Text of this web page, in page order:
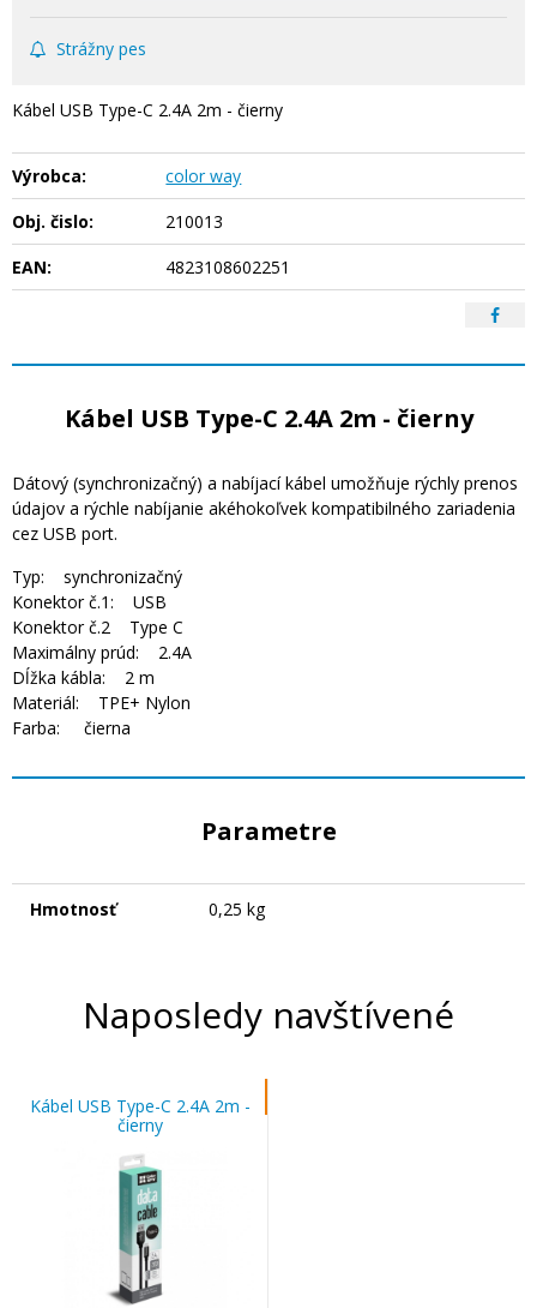
Strážny pes
Kábel USB Type-C 2.4A 2m - čierny
Výrobca:
color way
Obj. čislo:
210013
EAN:
4823108602251
Kábel USB Type-C 2.4A 2m - čierny
Dátový (synchronizačný) a nabíjací kábel umožňuje rýchly prenos
údajov a rýchle nabíjanie akéhokoľvek kompatibilného zariadenia
cez USB port.
Typ: synchronizačný
Konektor č.1: USB
Konektor č.2 Type C
Maximálny prúd: 2.4A
Dĺžka kábla: 2 m
Materiál: TPE+ Nylon
Farba: čierna
Parametre
Hmotnosť 0,25 kg
Naposledy navštívené
Kábel USB Type-C 2.4A 2m -
čierny